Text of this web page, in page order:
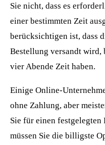
Sie nicht, dass es
einer bestimmten Zeit
berücksichtigen ist, dass
Bestellung versandt
vier Abende Zeit haben.
Einige Online-
ohne Zahlung, aber
Sie für einen
müssen Sie die billigste